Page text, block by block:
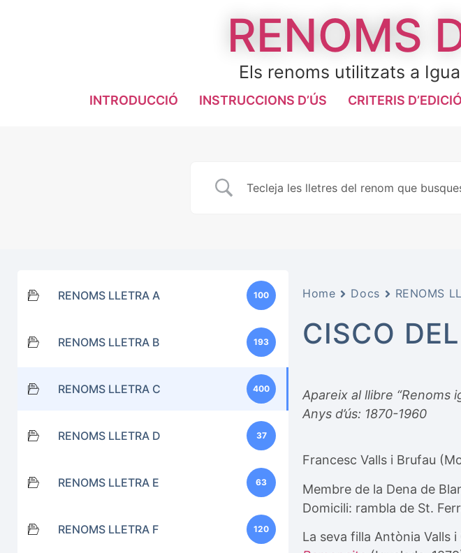
RENOMS
Els renoms utilitzats a
INTRODUCCIÓ INSTRUCCIONS D’ÚS CRITERIS D’EDICIÓ
RENOMS LLETRA A 100
RENOMS LLETRA B 193
RENOMS LLETRA C 400
RENOMS LLETRA D 37
RENOMS LLETRA E 63
RENOMS LLETRA F 120
Home Docs RENOMS
CISCO
Apareix al llibre “Renoms
Anys d’ús: 1870-1960
Francesc Valls i Brufau
Membre de la Dena de
Domicili: rambla de St.
La seva filla Antònia Valls